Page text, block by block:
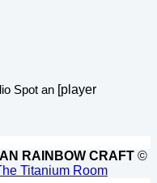
Spot an [player
RAINBOW CRAFT ©
Titanium Room